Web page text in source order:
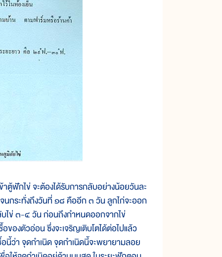
ฟักไข่ จะต้องได้รับการกลับอย่างน้อยวันละ
นกระทั่งถึงวันที่ ๑๘ คืออีก ๓ วัน ลูกไก่จะออก
ไข่ ๓-๔ วัน ก่อนถึงกำหนดออกจากไข่
ของตัวอ่อน ซึ่งจะเจริญเติบโตได้ต่อไปแล้ว
นี้ว่า จุดกำเนิด จุดกำเนิดนี้จะพยายามลอย